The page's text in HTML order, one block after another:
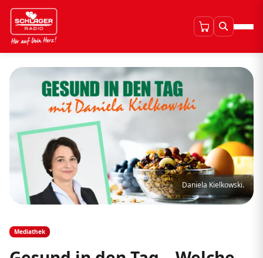
Daniela Kielkowski.
Mediathek